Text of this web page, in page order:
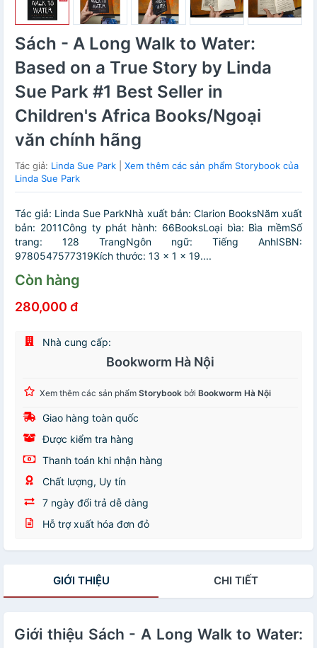
Sách - A Long Walk to Water:
Based on a True Story by Linda
Sue Park #1 Best Seller in
Children's Africa Books/Ngoại
văn chính hãng
Tác giả: Linda Sue Park
Xem thêm các sản phẩm Storybook của
Linda Sue Park
Tác giả: Linda Sue ParkNhà xuất bản: Clarion BooksNăm xuất
bản: 2011Công ty phát hành: 66BooksLoại bìa: Bìa mềmSố
trang: 128 TrangNgôn ngữ: Tiếng AnhISBN:
9780547577319Kích thước: 13 x 1 x 19....
Còn hàng
280,000 đ
Nhà cung cấp:
Bookworm Hà Nội
Xem thêm các sản phẩm Storybook bởi Bookworm Hà Nội
Giao hàng toàn quốc
Được kiểm tra hàng
Thanh toán khi nhận hàng
Chất lượng, Uy tín
7 ngày đổi trả dễ dàng
Hỗ trợ xuất hóa đơn đỏ
GIỚI THIỆU CHI TIẾT
Giới thiệu Sách - A Long Walk to Water: